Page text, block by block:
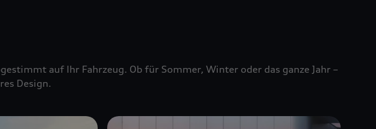
auf Ihr Fahrzeug. Ob für Sommer, Winter oder das ganze Jahr –
Design.